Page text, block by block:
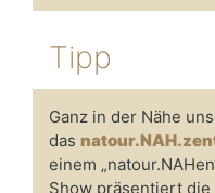
Tipp
Ganz in der Nähe
das
einem
Show präsentiert